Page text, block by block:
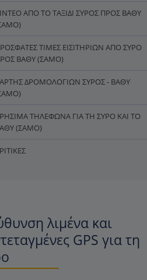
ΑΠΌ ΤΟ ΤΑΞΊΔΙ ΣΎΡΟΣ ΠΡΟΣ ΒΑΘΎ
ΤΙΜΈΣ ΕΙΣΙΤΗΡΊΩΝ ΑΠΌ ΣΎΡΟ
ΒΑΘΎ (ΣΆΜΟ)
ΔΡΟΜΟΛΟΓΊΩΝ ΣΎΡΟΣ - ΒΑΘΎ
ΤΗΛΈΦΩΝΑ ΓΙΑ ΤΗ ΣΎΡΟ ΚΑΙ ΤΟ
(ΣΆΜΟ)
λιμένα και
GPS για τη